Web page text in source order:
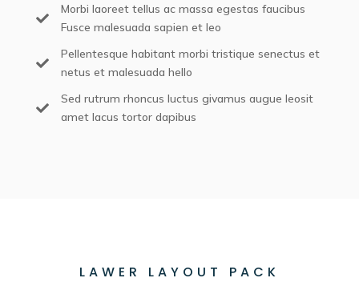

Morbi laoreet tellus ac massa egestas faucibus
Fusce malesuada sapien et leo

Pellentesque habitant morbi tristique senectus et
netus et malesuada hello

Sed rutrum rhoncus luctus givamus augue leosit
amet lacus tortor dapibus
LAWER LAYOUT PACK